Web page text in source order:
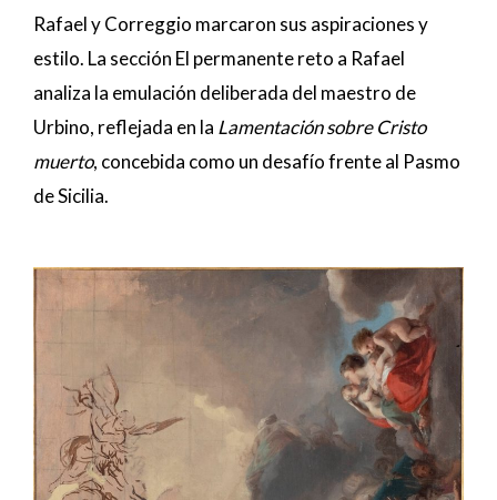
Rafael y Correggio marcaron sus aspiraciones y
estilo. La sección El permanente reto a Rafael
analiza la emulación deliberada del maestro de
Urbino, reflejada en la Lamentación sobre Cristo
muerto, concebida como un desafío frente al Pasmo
de Sicilia.